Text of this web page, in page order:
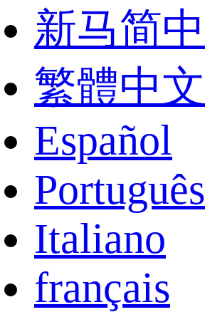
新马简中
繁體中文
Español
Português
Italiano
français